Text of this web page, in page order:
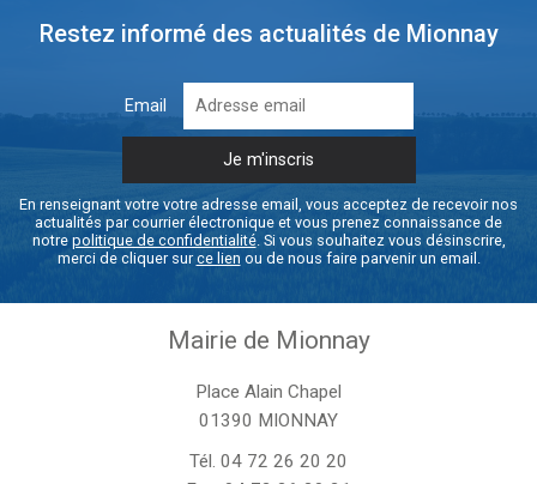
Restez informé des actualités de Mionnay
Email
En renseignant votre votre adresse email, vous acceptez de recevoir nos
actualités par courrier électronique et vous prenez connaissance de
notre politique de confidentialité. Si vous souhaitez vous désinscrire,
merci de cliquer surce lien ou de nous faire parvenir un email.
Mairie de Mionnay
Place Alain Chapel
01390 MIONNAY
Tél. 04 72 26 20 20